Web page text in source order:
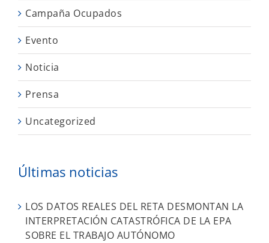
Campaña Ocupados
Evento
Noticia
Prensa
Uncategorized
Últimas noticias
LOS DATOS REALES DEL RETA DESMONTAN LA
INTERPRETACIÓN CATASTRÓFICA DE LA EPA
SOBRE EL TRABAJO AUTÓNOMO